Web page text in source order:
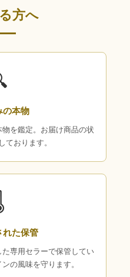
方へ
の本物
を鑑定。お届け商品の状
ております。
れた保管
専用セラーで保管してい
の風味を守ります。